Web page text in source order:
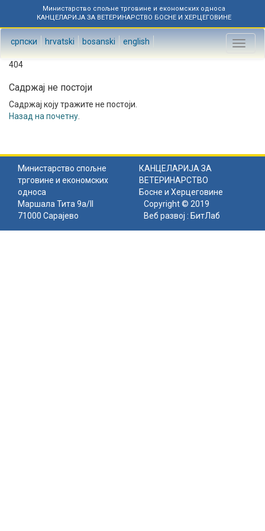
Министарство спољне трговине и економских односа
КАНЦЕЛАРИЈА ЗА ВЕТЕРИНАРСТВО БОСНЕ И ХЕРЦЕГОВИНЕ
српски hrvatski bosanski english
Toggle
404
Садржај не постоји
Садржај коју тражите не постоји.
Назад на почетну
Министарство спољне
трговине и економских
односа
КАНЦЕЛАРИЈА ЗА
ВЕТЕРИНАРСТВО
Босне и Херцеговине
Маршала Тита 9а/II
71000 Сарајево
Copyright © 2019
Веб развој : БитЛаб